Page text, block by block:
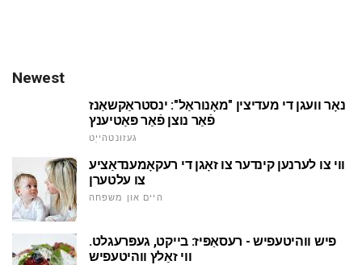
Newest
נאָר וועגן די מעדיצין "מאָנוראַל": ינסטראַקשאַנז
פֿאַר נוצן פֿאַר פּאַטיענץ
געזונטהייַט
ווי צו לערנען קינדער צו זאָגן די רעקאָמענדאַציע
צו עלטערן
היים און משפּחה
פיש ווהיטעפיש - רעסאַפּיז: בייקט, געפּרעגלט.
ווי זאַלץ ווהיטעפיש